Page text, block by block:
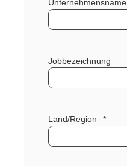
Unternehmensname
Jobbezeichnung
Land/Region *